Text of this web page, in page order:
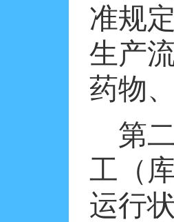
准规
生产
药物
第
工（
运行